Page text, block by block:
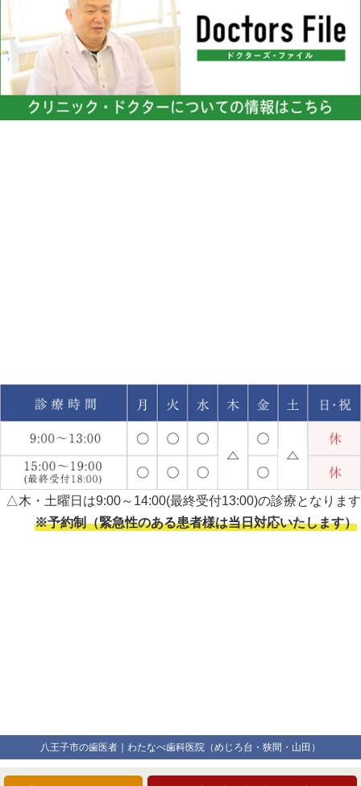
△木・土曜日は9:00～14:00(最終受付13:00)の診療となります
※予約制（緊急性のある患者様は当日対応いたします）
八王子市の歯医者｜わたなべ歯科医院（めじろ台・狭間・山田）